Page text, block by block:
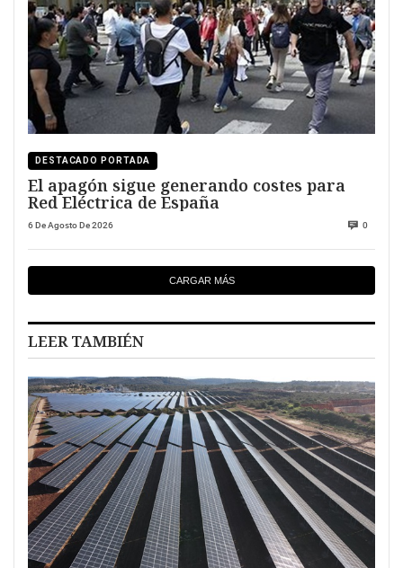
DESTACADO PORTADA
El apagón sigue generando costes para
Red Eléctrica de España
6 De Agosto De 2026 0
CARGAR MÁS
LEER TAMBIÉN